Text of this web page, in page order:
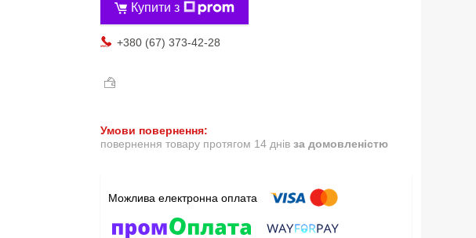
Купити з
+380 (67) 373-42-28
повернення товару протягом 14 днів за домовленістю